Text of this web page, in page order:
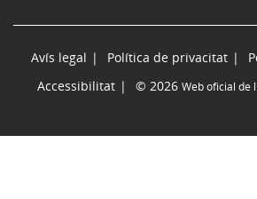
Avís legal Política de privacitat
Accessibilitat
© 2026 Web oficial de